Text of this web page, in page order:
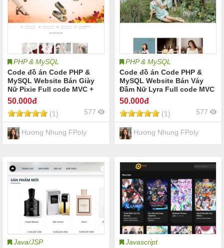
PHP & MySQL
Code đồ án Code PHP &
MySQL Website Bán Giày
Nữ Pixie Full code MVC +
Database
50.000đ
(1) 577
Hương Nhung FPoly
PHP & MySQL
Code đồ án Code PHP &
MySQL Website Bán Váy
Đầm Nữ Lyra Full code MVC
+ Database
50.000đ
(1) 577
Hương Nhung FPoly
Java/JSP
Javascript